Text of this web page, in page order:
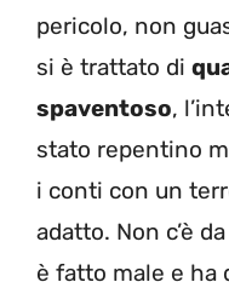
pericolo, non
si è trattato di
spaventoso,
stato repentino
i conti con un
adatto. Non c’è
è fatto male e ha